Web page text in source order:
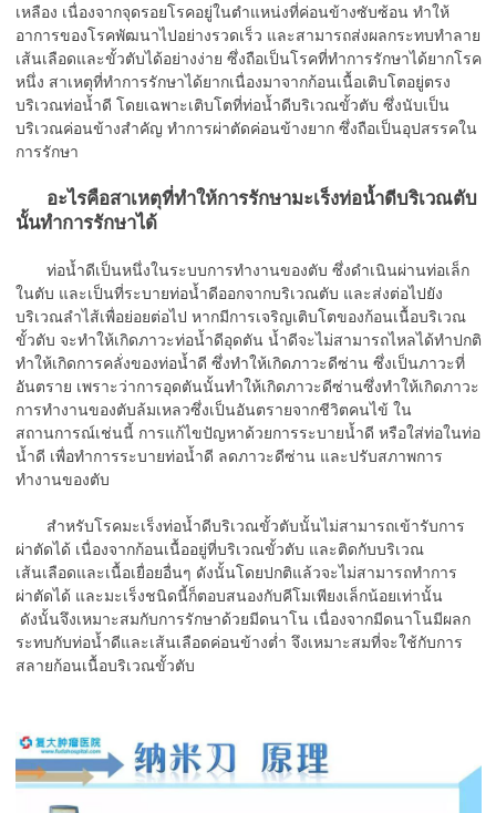
เหลือง เนื่องจากจุดรอยโรคอยู่ในตำแหน่งที่ค่อนข้างซับซ้อน ทำให้
อาการของโรคพัฒนาไปอย่างรวดเร็ว และสามารถส่งผลกระทบทำลาย
เส้นเลือดและขั้วตับได้อย่างง่าย ซึ่งถือเป็นโรคที่ทำการรักษาได้ยากโรค
หนึ่ง สาเหตุที่ทำการรักษาได้ยากเนื่องมาจากก้อนเนื้อเติบโตอยู่ตรง
บริเวณท่อน้ำดี โดยเฉพาะเติบโตที่ท่อน้ำดีบริเวณขั้วตับ ซึ่งนับเป็น
บริเวณค่อนข้างสำคัญ ทำการผ่าตัดค่อนข้างยาก ซึ่งถือเป็นอุปสรรคใน
การรักษา
อะไรคือสาเหตุที่ทำให้การรักษามะเร็งท่อนํ้าดีบริเวณตับ
นั้นทำการรักษาได้
ท่อน้ำดีเป็นหนึ่งในระบบการทำงานของตับ ซึ่งดำเนินผ่านท่อเล็ก
ในตับ และเป็นที่ระบายท่อน้ำดีออกจากบริเวณตับ และส่งต่อไปยัง
บริเวณลำไส้เพื่อย่อยต่อไป หากมีการเจริญเติบโตของก้อนเนื้อบริเวณ
ขั้วตับ จะทำให้เกิดภาวะท่อน้ำดีอุดตัน น้ำดีจะไม่สามารถไหลได้ทำปกติ
ทำให้เกิดการคลั่งของท่อน้ำดี ซึ่งทำให้เกิดภาวะดีซ่าน ซึ่งเป็นภาวะที่
อันตราย เพราะว่าการอุดตันนั้นทำให้เกิดภาวะดีซ่านซึ่งทำให้เกิดภาวะ
การทำงานของตับล้มเหลวซึ่งเป็นอันตรายจากชีวิตคนไข้ ใน
สถานการณ์เช่นนี้ การแก้ไขปัญหาด้วยการระบายน้ำดี หรือใส่ท่อในท่อ
น้ำดี เพื่อทำการระบายท่อน้ำดี ลดภาวะดีซ่าน และปรับสภาพการ
ทำงานของตับ
สำหรับโรคมะเร็งท่อน้ำดีบริเวณขั้วตับนั้นไม่สามารถเข้ารับการ
ผ่าตัดได้ เนื่องจากก้อนเนื้ออยู่ที่บริเวณขั้วตับ และติดกับบริเวณ
เส้นเลือดและเนื้อเยื่อยอื่นๆ ดังนั้นโดยปกติแล้วจะไม่สามารถทำการ
ผ่าตัดได้ และมะเร็งชนิดนี้ก็ตอบสนองกับคีโมเพียงเล็กน้อยเท่านั้น
ดังนั้นจึงเหมาะสมกับการรักษาด้วยมีดนาโน เนื่องจากมีดนาโนมีผลก
ระทบกับท่อน้ำดีและเส้นเลือดค่อนข้างต่ำ จึงเหมาะสมที่จะใช้กับการ
สลายก้อนเนื้อบริเวณขั้วตับ